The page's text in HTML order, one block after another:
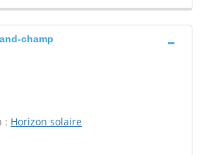
champ
: Horizon solaire